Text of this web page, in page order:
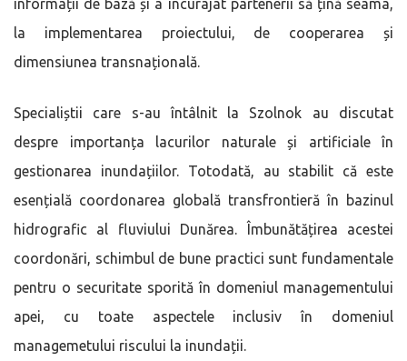
informații de bază și a încurajat partenerii să țină seama,
la implementarea proiectului, de cooperarea și
dimensiunea transnațională.
Specialiștii care s-au întâlnit la Szolnok au discutat
despre importanța lacurilor naturale și artificiale în
gestionarea inundațiilor. Totodată, au stabilit că este
esențială coordonarea globală transfrontieră în bazinul
hidrografic al fluviului Dunărea. Îmbunătățirea acestei
coordonări, schimbul de bune practici sunt fundamentale
pentru o securitate sporită în domeniul managementului
apei, cu toate aspectele inclusiv în domeniul
managemetului riscului la inundații.